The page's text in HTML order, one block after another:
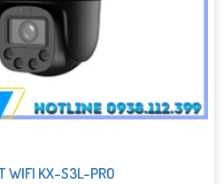
WIFI KX-S3L-PRO